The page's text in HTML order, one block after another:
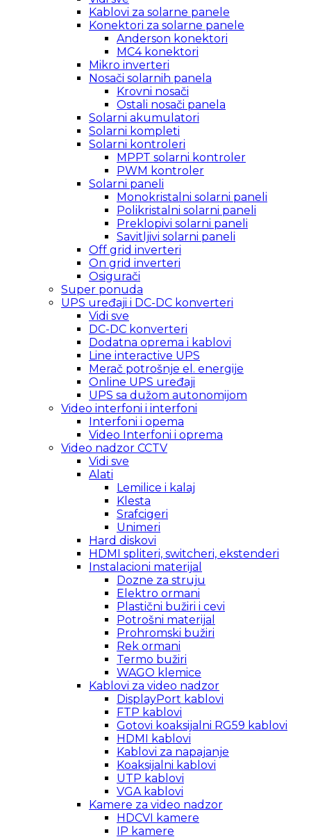
Kablovi za solarne panele
Konektori za solarne panele
Anderson konektori
MC4 konektori
Mikro inverteri
Nosači solarnih panela
Krovni nosači
Ostali nosači panela
Solarni akumulatori
Solarni kompleti
Solarni kontroleri
MPPT solarni kontroler
PWM kontroler
Solarni paneli
Monokristalni solarni paneli
Polikristalni solarni paneli
Preklopivi solarni paneli
Savitljivi solarni paneli
Off grid inverteri
On grid inverteri
Osigurači
Super ponuda
UPS uređaji i DC-DC konverteri
Vidi sve
DC-DC konverteri
Dodatna oprema i kablovi
Line interactive UPS
Merač potrošnje el. energije
Online UPS uređaji
UPS sa dužom autonomijom
Video interfoni i interfoni
Interfoni i opema
Video Interfoni i oprema
Video nadzor CCTV
Vidi sve
Alati
Lemilice i kalaj
Klesta
Srafcigeri
Unimeri
Hard diskovi
HDMI spliteri, switcheri, ekstenderi
Instalacioni materijal
Dozne za struju
Elektro ormani
Plastični bužiri i cevi
Potrošni materijal
Prohromski bužiri
Rek ormani
Termo bužiri
WAGO klemice
Kablovi za video nadzor
DisplayPort kablovi
FTP kablovi
Gotovi koaksijalni RG59 kablovi
HDMI kablovi
Kablovi za napajanje
Koaksijalni kablovi
UTP kablovi
VGA kablovi
Kamere za video nadzor
HDCVI kamere
IP kamere